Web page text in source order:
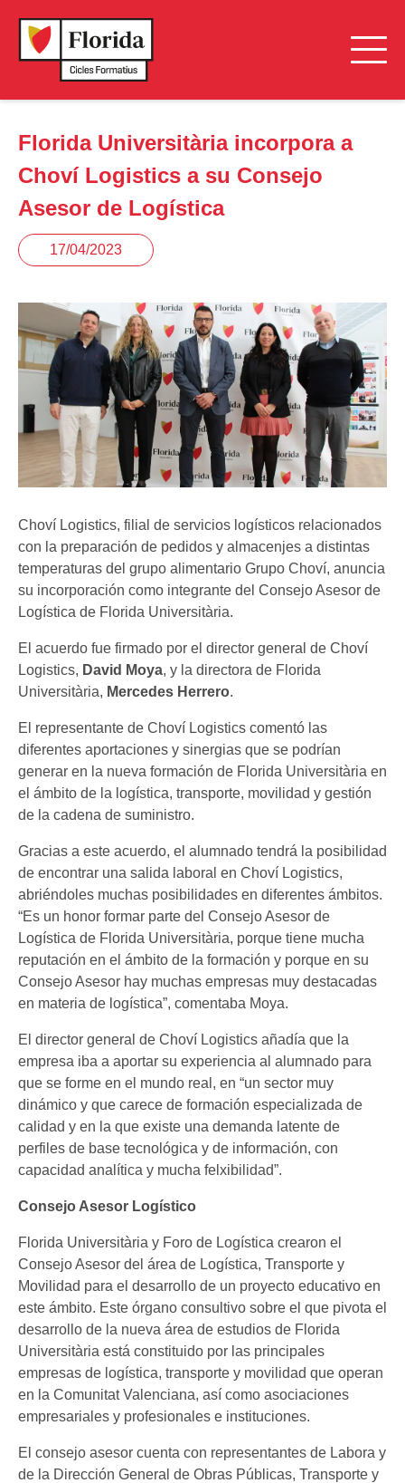
Florida Universitària incorpora a
Choví Logistics a su Consejo
Asesor de Logística
17/04/2023
Choví Logistics, filial de servicios logísticos relacionados
con la preparación de pedidos y almacenjes a distintas
temperaturas del grupo alimentario Grupo Choví, anuncia
su incorporación como integrante del Consejo Asesor de
Logística de Florida Universitària.
El acuerdo fue firmado por el director general de Choví
Logistics, David Moya, y la directora de Florida
Universitària, Mercedes Herrero.
El representante de Choví Logistics comentó las
diferentes aportaciones y sinergias que se podrían
generar en la nueva formación de Florida Universitària en
el ámbito de la logística, transporte, movilidad y gestión
de la cadena de suministro.
Gracias a este acuerdo, el alumnado tendrá la posibilidad
de encontrar una salida laboral en Choví Logistics,
abriéndoles muchas posibilidades en diferentes ámbitos.
“Es un honor formar parte del Consejo Asesor de
Logística de Florida Universitària, porque tiene mucha
reputación en el ámbito de la formación y porque en su
Consejo Asesor hay muchas empresas muy destacadas
en materia de logística”, comentaba Moya.
El director general de Choví Logistics añadía que la
empresa iba a aportar su experiencia al alumnado para
que se forme en el mundo real, en “un sector muy
dinámico y que carece de formación especializada de
calidad y en la que existe una demanda latente de
perfiles de base tecnológica y de información, con
capacidad analítica y mucha felxibilidad”.
Consejo Asesor Logístico
Florida Universitària y Foro de Logística crearon el
Consejo Asesor del área de Logística, Transporte y
Movilidad para el desarrollo de un proyecto educativo en
este ámbito. Este órgano consultivo sobre el que pivota el
desarrollo de la nueva área de estudios de Florida
Universitària está constituido por las principales
empresas de logística, transporte y movilidad que operan
en la Comunitat Valenciana, así como asociaciones
empresariales y profesionales e instituciones.
El consejo asesor cuenta con representantes de Labora y
de la Dirección General de Obras Públicas, Transporte y